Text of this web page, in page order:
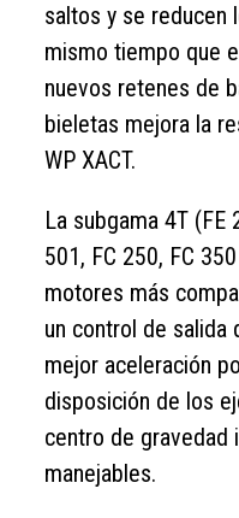
saltos y se reducen
mismo tiempo que
nuevos retenes de
bieletas mejora la
WP XACT.
La subgama 4T (FE
501, FC 250, FC
motores más
un control de salida
mejor aceleración
disposición de los
centro de gravedad
manejables.